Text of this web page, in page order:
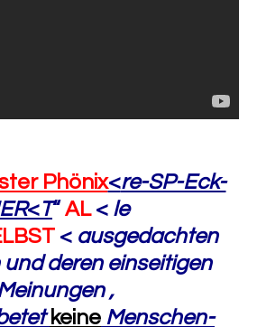
Phönix<re-SP-Eck-
<T“ AL < le
< ausgedachten
deren einseitigen
,
keine Menschen-